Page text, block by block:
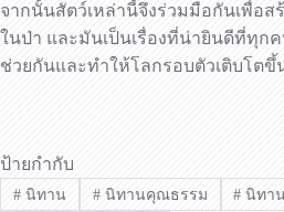
จากนั้นสัตว์เหล่านี้จึงร่วมมือกันเพื่อส
ในป่า และมันเป็นเรื่องที่น่ายินดีที่ทุก
ช่วยกันและทำให้โลกรอบตัวเติบโต
ป้ายกำกับ
#นิทาน #นิทานคุณธรรม # นิทา